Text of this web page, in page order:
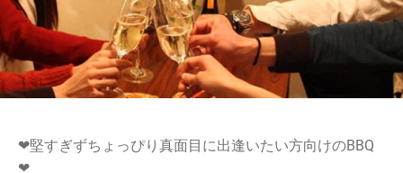
❤堅すぎずちょっぴり真面目に出逢いたい方向けのBBQ
❤